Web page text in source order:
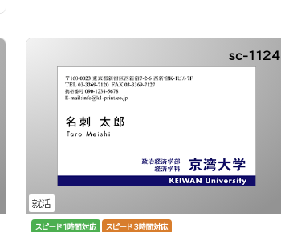
就活
sc-1124
スピード1時間対応 スピード3時間対応